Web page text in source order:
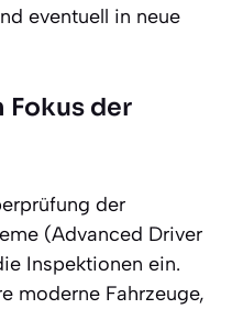
eventuell in neue
Fokus der
der
(Advanced Driver
Inspektionen ein.
moderne Fahrzeuge,